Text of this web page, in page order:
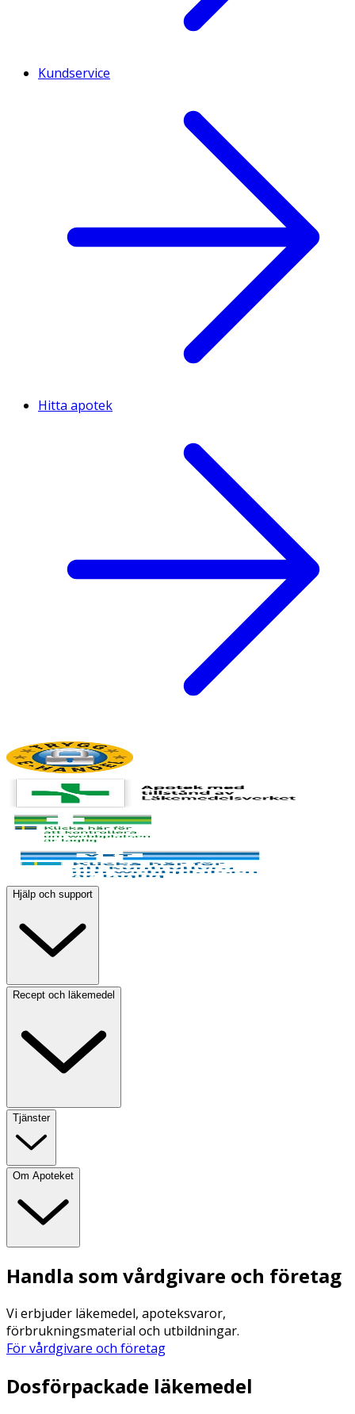
Kundservice
Hitta apotek
Hjälp och support
Recept och läkemedel
Tjänster
Om Apoteket
Handla som vårdgivare och företag
Vi erbjuder läkemedel, apoteksvaror,
förbrukningsmaterial och utbildningar.
För vårdgivare och företag
Dosförpackade läkemedel